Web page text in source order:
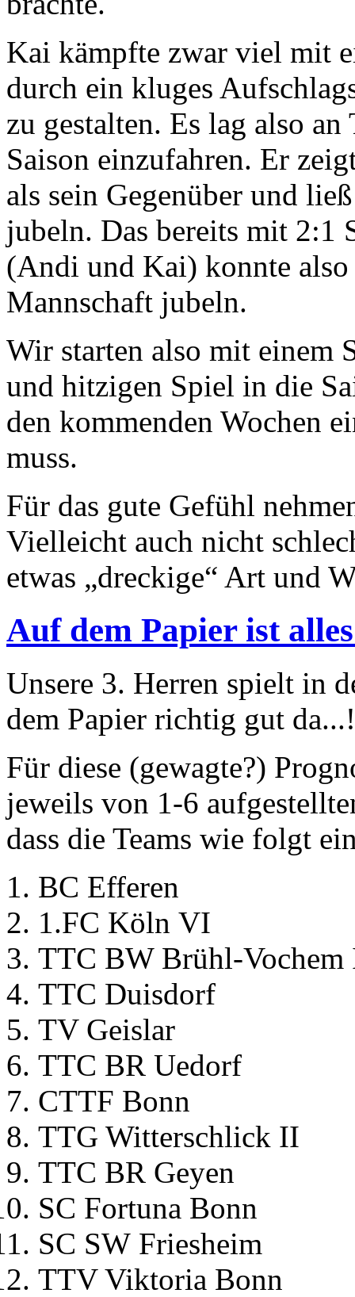
Kai kämpfte zwar viel mit
durch ein kluges
zu gestalten. Es lag also
Saison einzufahren. Er
als sein Gegenüber und
jubeln. Das bereits mit 2:1
(Andi und Kai) konnte
Mannschaft jubeln.
Wir starten also mit einem
und hitzigen Spiel in die
den kommenden Wochen
muss.
Für das gute Gefühl
Vielleicht auch nicht
etwas „dreckige“ Art und
Auf dem Papier ist
Unsere 3. Herren spielt in
dem Papier richtig gut
Für diese (gewagte?)
jeweils von 1-6
dass die Teams wie folgt
BC Efferen
1.FC Köln VI
TTC BW Brühl-
TTC Duisdorf
TV Geislar
TTC BR Uedorf
CTTF Bonn
TTG Witterschlick II
TTC BR Geyen
SC Fortuna Bonn
SC SW Friesheim
TTV Viktoria Bonn